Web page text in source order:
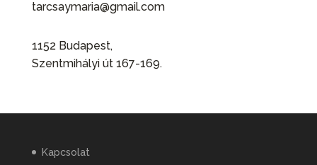
tarcsaymaria@gmail.com
1152 Budapest,
Szentmihályi út 167-169.
Kapcsolat